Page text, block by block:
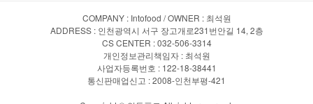
COMPANY : Intofood / OWNER : 최석원
ADDRESS : 인천광역시 서구 장고개로231번안길 14, 2층
CS CENTER : 032-506-3314
개인정보관리책임자 : 최석원
사업자등록번호 : 122-18-38441
통신판매업신고 : 2008-인천부평-421